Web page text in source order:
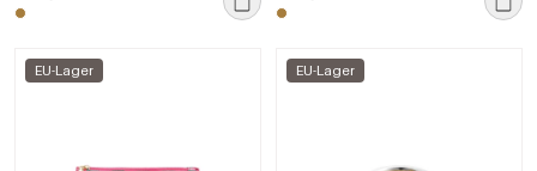
EU-Lager EU-Lager